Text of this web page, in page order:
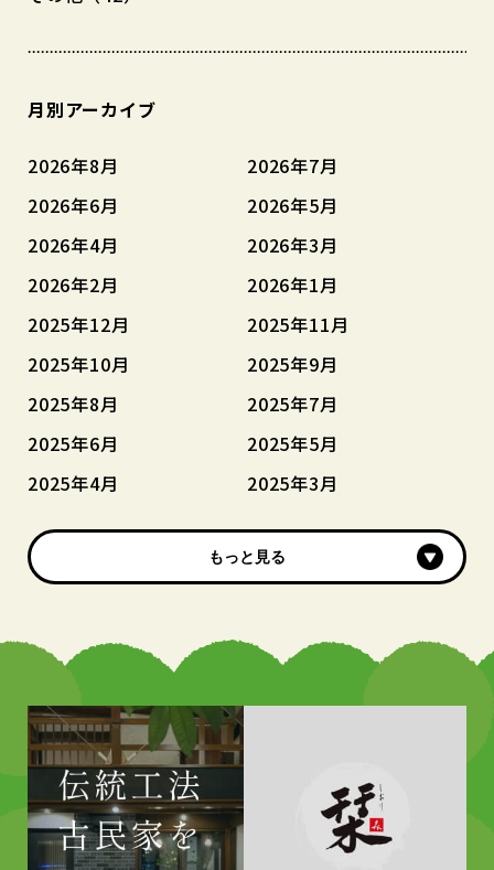
月別アーカイブ
2026年8月
2026年7月
2026年6月
2026年5月
2026年4月
2026年3月
2026年2月
2026年1月
2025年12月
2025年11月
2025年10月
2025年9月
2025年8月
2025年7月
2025年6月
2025年5月
2025年4月
2025年3月
もっと見る
もっと見る